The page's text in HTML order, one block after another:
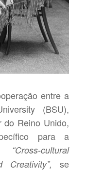
entre a
(BSU),
do Reino Unido,
para a
“Cross-cultural
Creativity”, se